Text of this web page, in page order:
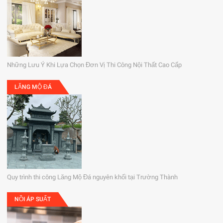
Những Lưu Ý Khi Lựa Chọn Đơn Vị Thi Công Nội Thất Cao Cấp
LĂNG MỘ ĐÁ
Quy trình thi công Lăng Mộ Đá nguyên khối tại Trường Thành
NỒI ÁP SUẤT